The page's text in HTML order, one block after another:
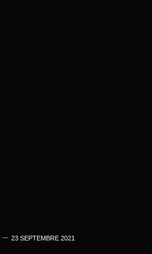
23 SEPTEMBRE 2021